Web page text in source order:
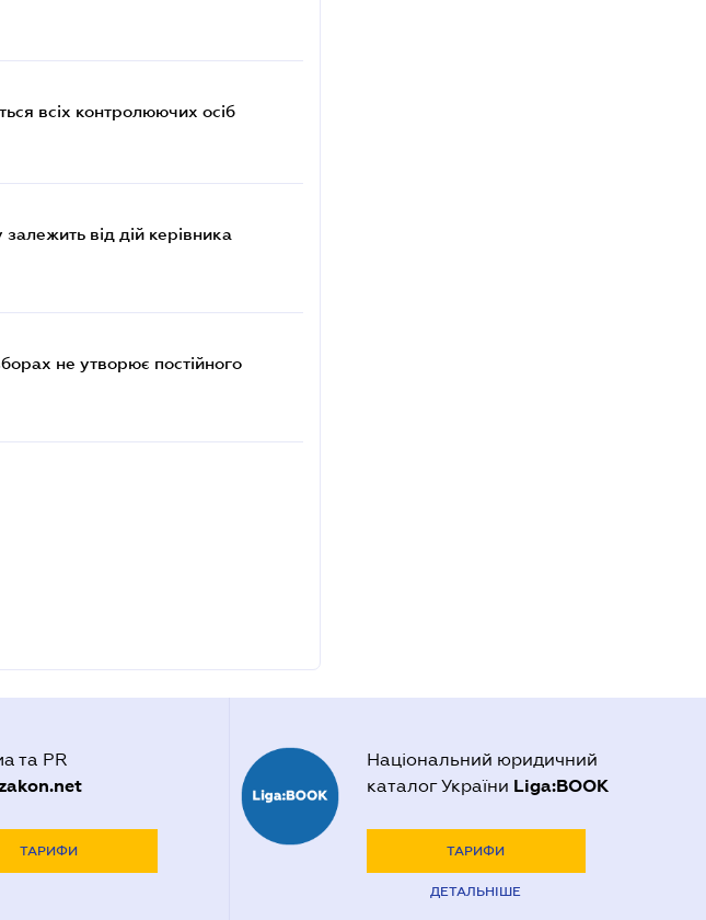
всіх контролюючих осіб
від дій керівника
не утворює постійного
та PR
ТАРИФИ
Національний юридичний
каталог України Liga:BOOK
ТАРИФИ
ДЕТАЛЬНІШЕ